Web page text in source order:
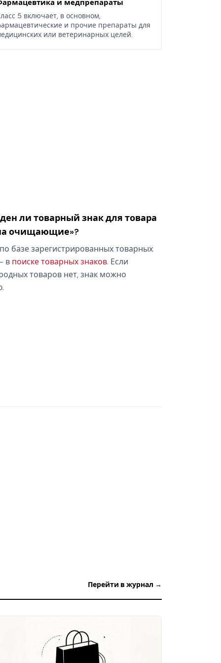
и медпрепараты
5 включает, в основном,
и прочие препараты для
или ветеринарных целей.
ли товарный знак для товара
очищающие»?
базе зарегистрированных товарных
в поиске товарных знаков. Если
товаров нет, знак можно
Перейти в журнал →